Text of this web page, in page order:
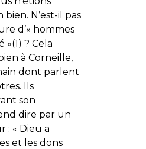
N’est-il pas
d’« hommes
»(1) ? Cela
à Corneille,
dont parlent
Ils
son
dire par un
: « Dieu a
et les dons